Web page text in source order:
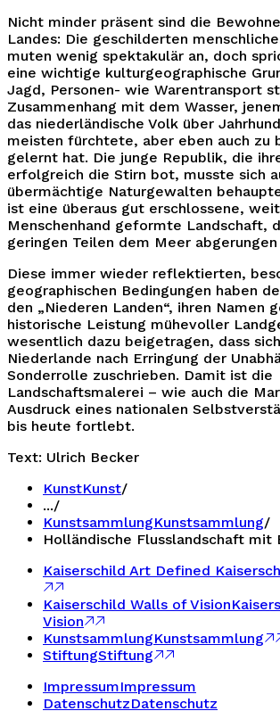
Nicht minder präsent sind die
Landes: Die geschilderten
muten wenig spektakulär an, doch
eine wichtige kulturgeographische
Jagd, Personen- wie Warentransport
Zusammenhang mit dem Wasser,
das niederländische Volk über
meisten fürchtete, aber eben auch zu
gelernt hat. Die junge Republik, die
erfolgreich die Stirn bot, musste sich
übermächtige Naturgewalten
ist eine überaus gut erschlossene,
Menschenhand geformte Landschaft,
geringen Teilen dem Meer abgerungen
Diese immer wieder reflektierten,
geographischen Bedingungen haben
den „Niederen Landen“, ihren Namen
historische Leistung mühevoller
wesentlich dazu beigetragen, dass
Niederlande nach Erringung der
Sonderrolle zuschrieben. Damit ist die
Landschaftsmalerei – wie auch die
Ausdruck eines nationalen
bis heute fortlebt.
Text: Ulrich Becker
KunstKunst/
.../
KunstsammlungKunstsammlung/
Holländische Flusslandschaft mit
Kaiserschild Art Defined
Kaiserschild Walls of Vision
Vision
KunstsammlungKunstsammlung
StiftungStiftung
ImpressumImpressum
DatenschutzDatenschutz